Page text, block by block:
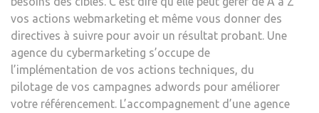
vos actions webmarketing et même vous donner des
directives à suivre pour avoir un résultat probant. Une
agence du cybermarketing s’occupe de
l’implémentation de vos actions techniques, du
pilotage de vos campagnes adwords pour améliorer
votre référencement. L’accompagnement d’une agence